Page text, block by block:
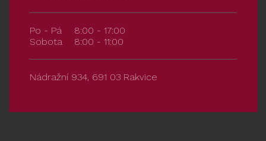
Po - Pá
8:00 - 17:00
Sobota
8:00 - 11:00
Nádražní 934, 691 03 Rakvice